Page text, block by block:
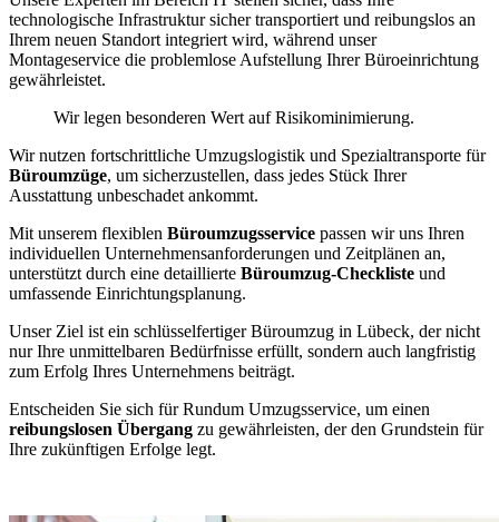
technologische Infrastruktur sicher transportiert und reibungslos an
Ihrem neuen Standort integriert wird, während unser
Montageservice die problemlose Aufstellung Ihrer Büroeinrichtung
gewährleistet.
Wir legen besonderen Wert auf Risikominimierung.
Wir nutzen fortschrittliche Umzugslogistik und Spezialtransporte für
Büroumzüge, um sicherzustellen, dass jedes Stück Ihrer
Ausstattung unbeschadet ankommt.
Mit unserem flexiblen Büroumzugsservice passen wir uns Ihren
individuellen Unternehmensanforderungen und Zeitplänen an,
unterstützt durch eine detaillierte Büroumzug-Checkliste und
umfassende Einrichtungsplanung.
Unser Ziel ist ein schlüsselfertiger Büroumzug in Lübeck, der nicht
nur Ihre unmittelbaren Bedürfnisse erfüllt, sondern auch langfristig
zum Erfolg Ihres Unternehmens beiträgt.
Entscheiden Sie sich für Rundum Umzugsservice, um einen
reibungslosen Übergang zu gewährleisten, der den Grundstein für
Ihre zukünftigen Erfolge legt.